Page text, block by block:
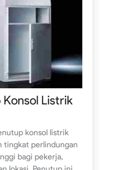
Konsol Listrik
konsol listrik
tingkat perlindungan
bagi pekerja,